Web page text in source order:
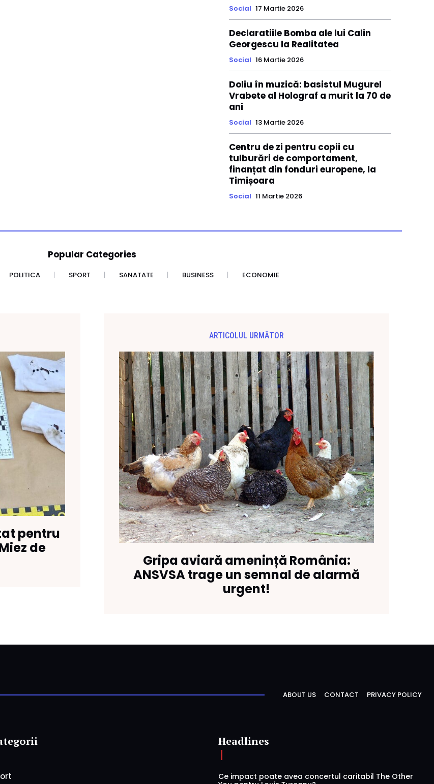
Social 17 Martie 2026
Declaratiile Bomba ale lui Calin
Georgescu la Realitatea
Social 16 Martie 2026
Doliu în muzică: basistul Mugurel
Vrabete al Holograf a murit la 70 de
ani
Social 13 Martie 2026
Centru de zi pentru copii cu
tulburări de comportament,
finanțat din fonduri europene, la
Timișoara
Social 11 Martie 2026
Popular Categories
POLITICA SPORT SANATATE BUSINESS ECONOMIE
pentru
de
ARTICOLUL URMĂTOR
Gripa aviară amenință România:
ANSVSA trage un semnal de alarmă
urgent!
ABOUT US CONTACT PRIVACY POLICY
Headlines
Ce impact poate avea concertul caritabil The Other